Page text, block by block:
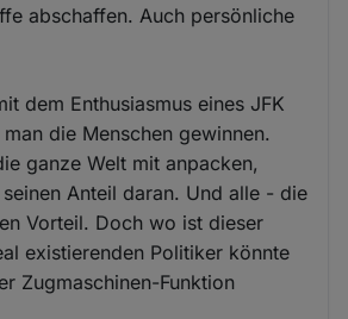
abschaffen. Auch persönliche
dem Enthusiasmus eines JFK
die Menschen gewinnen.
ganze Welt mit anpacken,
Anteil daran. Und alle - die
Vorteil. Doch wo ist dieser
existierenden Politiker könnte
Zugmaschinen-Funktion